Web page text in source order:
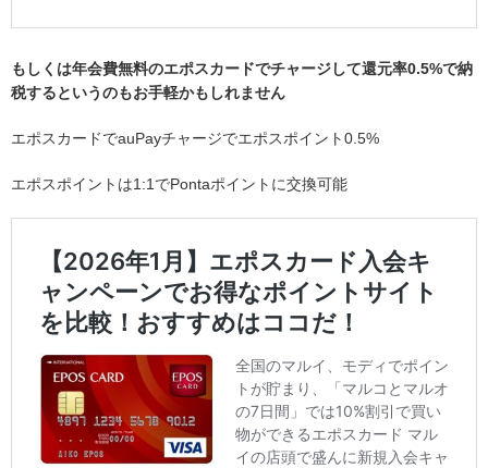
もしくは年会費無料のエポスカードでチャージして還元率0.5%で納
税するというのもお手軽かもしれません
エポスカードでauPayチャージでエポスポイント0.5%
エポスポイントは1:1でPontaポイントに交換可能